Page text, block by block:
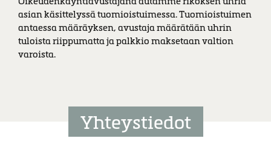
asian käsittelyssä tuomioistuimessa. Tuomioistuimen
antaessa määräyksen, avustaja määrätään uhrin
tuloista riippumatta ja palkkio maksetaan valtion
varoista.
Yhteystiedot